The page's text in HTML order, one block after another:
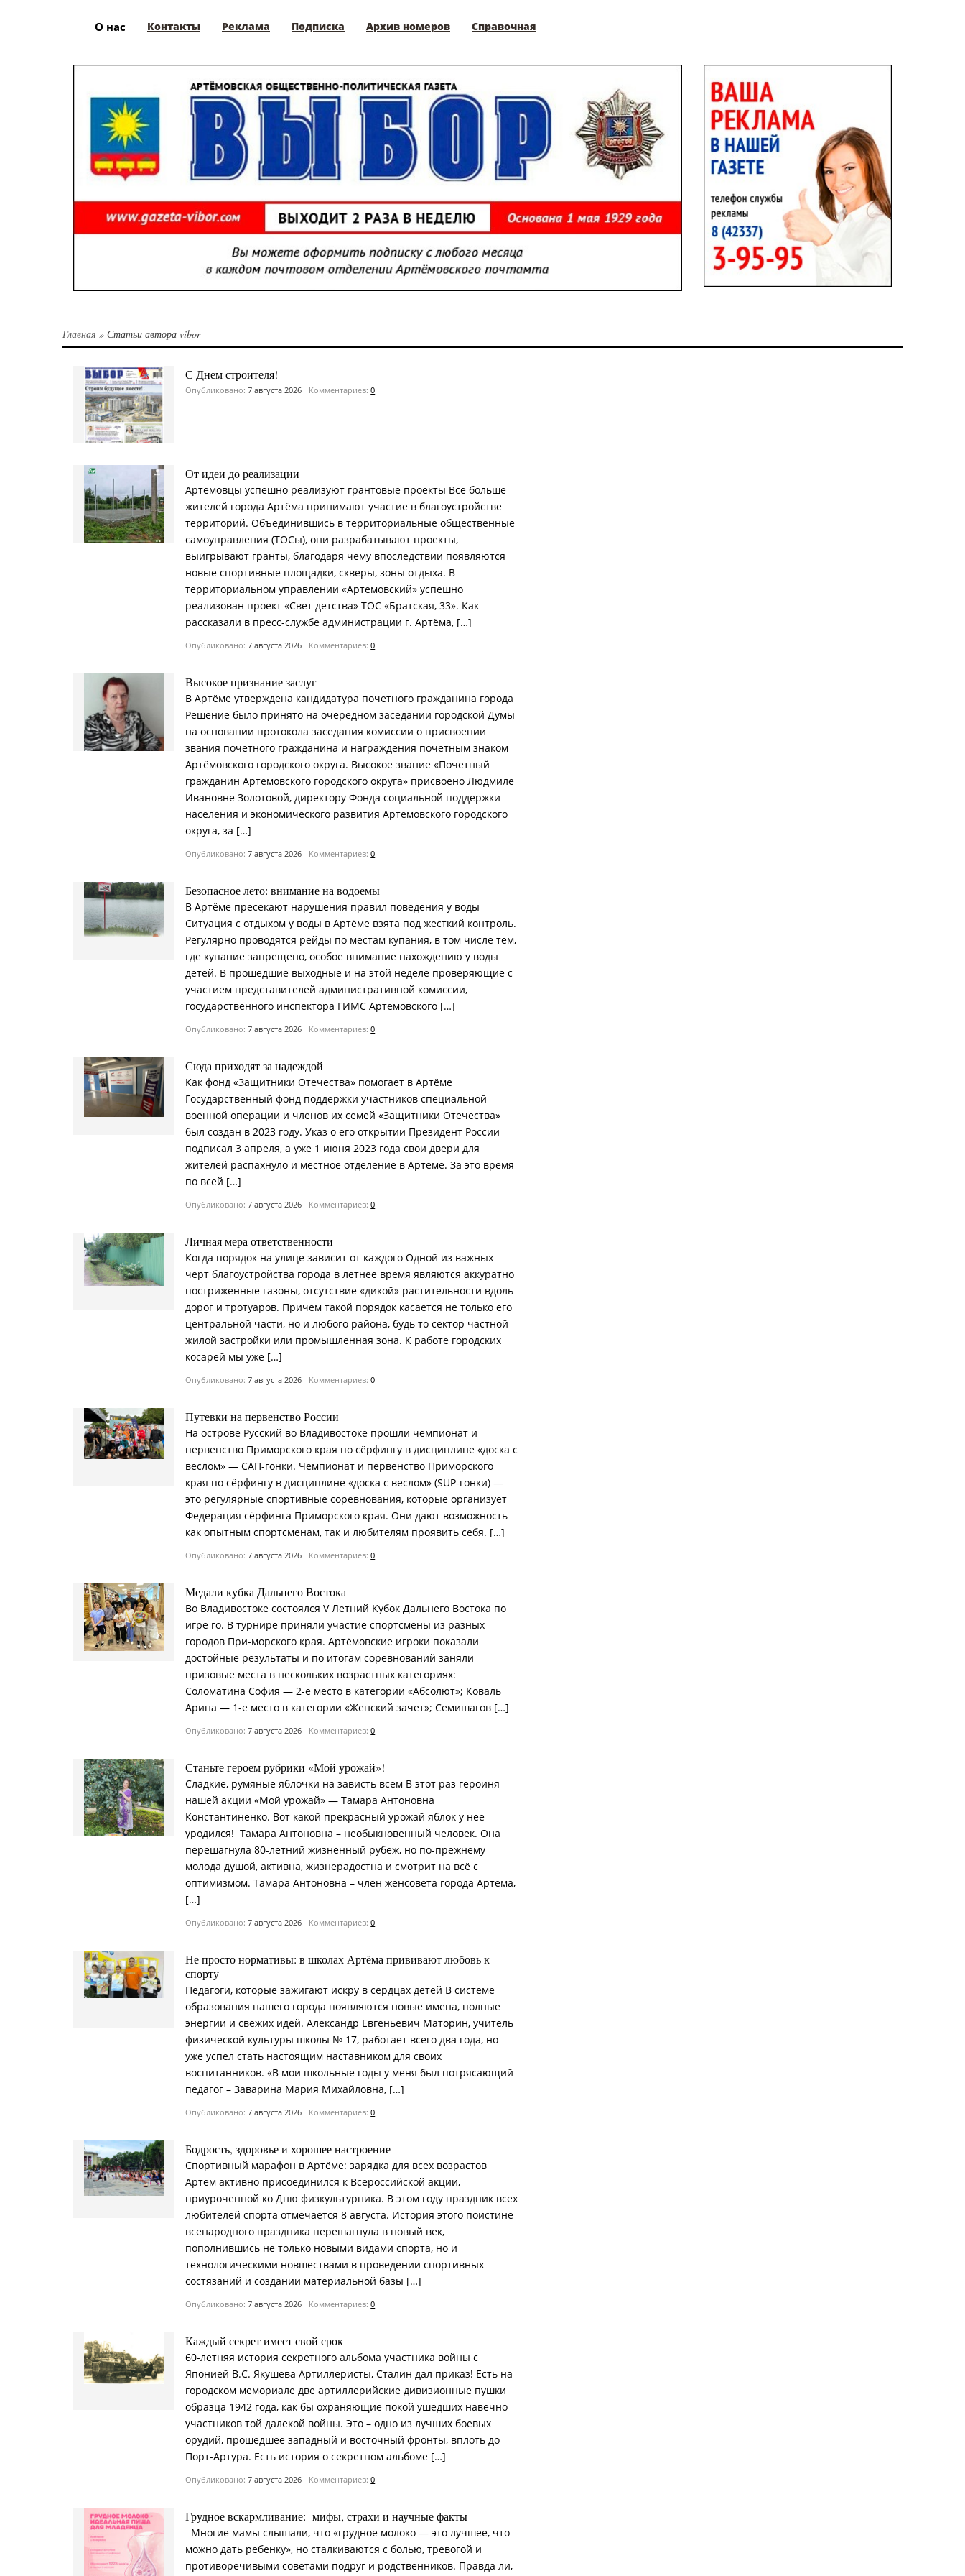
О нас Контакты Реклама Подписка Архив номеров Справочная
Главная » Статьи автора vibor
С Днем строителя!
Опубликовано:7 августа 2026 Комментариев:0
От идеи до реализации
Артёмовцы успешно реализуют грантовые проекты Все больше
жителей города Артёма принимают участие в благоустройстве
территорий. Объединившись в территориальные общественные
самоуправления (ТОСы), они разрабатывают проекты,
выигрывают гранты, благодаря чему впоследствии появляются
новые спортивные площадки, скверы, зоны отдыха. В
территориальном управлении «Артёмовский» успешно
реализован проект «Свет детства» ТОС «Братская, 33». Как
рассказали в пресс-службе администрации г. Артёма, […]
Опубликовано:7 августа 2026 Комментариев:0
Высокое признание заслуг
В Артёме утверждена кандидатура почетного гражданина города
Решение было принято на очередном заседании городской Думы
на основании протокола заседания комиссии о присвоении
звания почетного гражданина и награждения почетным знаком
Артёмовского городского округа. Высокое звание «Почетный
гражданин Артемовского городского округа» присвоено Людмиле
Ивановне Золотовой, директору Фонда социальной поддержки
населения и экономического развития Артемовского городского
округа, за […]
Опубликовано:7 августа 2026 Комментариев:0
Безопасное лето: внимание на водоемы
В Артёме пресекают нарушения правил поведения у воды
Ситуация с отдыхом у воды в Артёме взята под жесткий контроль.
Регулярно проводятся рейды по местам купания, в том числе тем,
где купание запрещено, особое внимание нахождению у воды
детей. В прошедшие выходные и на этой неделе проверяющие с
участием представителей административной комиссии,
государственного инспектора ГИМС Артёмовского […]
Опубликовано:7 августа 2026 Комментариев:0
Сюда приходят за надеждой
Как фонд «Защитники Отечества» помогает в Артёме
Государственный фонд поддержки участников специальной
военной операции и членов их семей «Защитники Отечества»
был создан в 2023 году. Указ о его открытии Президент России
подписал 3 апреля, а уже 1 июня 2023 года свои двери для
жителей распахнуло и местное отделение в Артеме. За это время
по всей […]
Опубликовано:7 августа 2026 Комментариев:0
Личная мера ответственности
Когда порядок на улице зависит от каждого Одной из важных
черт благоустройства города в летнее время являются аккуратно
постриженные газоны, отсутствие «дикой» растительности вдоль
дорог и тротуаров. Причем такой порядок касается не только его
центральной части, но и любого района, будь то сектор частной
жилой застройки или промышленная зона. К работе городских
косарей мы уже […]
Опубликовано:7 августа 2026 Комментариев:0
Путевки на первенство России
На острове Русский во Владивостоке прошли чемпионат и
первенство Приморского края по сёрфингу в дисциплине «доска с
веслом» — САП-гонки. Чемпионат и первенство Приморского
края по сёрфингу в дисциплине «доска с веслом» (SUP-гонки) —
это регулярные спортивные соревнования, которые организует
Федерация сёрфинга Приморского края. Они дают возможность
как опытным спортсменам, так и любителям проявить себя. […]
Опубликовано:7 августа 2026 Комментариев:0
Медали кубка Дальнего Востока
Во Владивостоке состоялся V Летний Кубок Дальнего Востока по
игре го. В турнире приняли участие спортсмены из разных
городов При-морского края. Артёмовские игроки показали
достойные результаты и по итогам соревнований заняли
призовые места в нескольких возрастных категориях:
Соломатина София — 2-е место в категории «Абсолют»; Коваль
Арина — 1-е место в категории «Женский зачет»; Семишагов […]
Опубликовано:7 августа 2026 Комментариев:0
Станьте героем рубрики «Мой урожай»!
Сладкие, румяные яблочки на зависть всем В этот раз героиня
нашей акции «Мой урожай» — Тамара Антоновна
Константиненко. Вот какой прекрасный урожай яблок у нее
уродился! Тамара Антоновна – необыкновенный человек. Она
перешагнула 80-летний жизненный рубеж, но по-прежнему
молода душой, активна, жизнерадостна и смотрит на всё с
оптимизмом. Тамара Антоновна – член женсовета города Артема,
[…]
Опубликовано:7 августа 2026 Комментариев:0
Не просто нормативы: в школах Артёма прививают любовь к
спорту
Педагоги, которые зажигают искру в сердцах детей В системе
образования нашего города появляются новые имена, полные
энергии и свежих идей. Александр Евгеньевич Маторин, учитель
физической культуры школы № 17, работает всего два года, но
уже успел стать настоящим наставником для своих
воспитанников. «В мои школьные годы у меня был потрясающий
педагог – Заварина Мария Михайловна, […]
Опубликовано:7 августа 2026 Комментариев:0
Бодрость, здоровье и хорошее настроение
Спортивный марафон в Артёме: зарядка для всех возрастов
Артём активно присоединился к Всероссийской акции,
приуроченной ко Дню физкультурника. В этом году праздник всех
любителей спорта отмечается 8 августа. История этого поистине
всенародного праздника перешагнула в новый век,
пополнившись не только новыми видами спорта, но и
технологическими новшествами в проведении спортивных
состязаний и создании материальной базы […]
Опубликовано:7 августа 2026 Комментариев:0
Каждый секрет имеет свой срок
60-летняя история секретного альбома участника войны с
Японией В.С. Якушева Артиллеристы, Сталин дал приказ! Есть на
городском мемориале две артиллерийские дивизионные пушки
образца 1942 года, как бы охраняющие покой ушедших навечно
участников той далекой войны. Это – одно из лучших боевых
орудий, прошедшее западный и восточный фронты, вплоть до
Порт-Артура. Есть история о секретном альбоме […]
Опубликовано:7 августа 2026 Комментариев:0
Грудное вскармливание: мифы, страхи и научные факты
Многие мамы слышали, что «грудное молоко — это лучшее, что
можно дать ребенку», но сталкиваются с болью, тревогой и
противоречивыми советами подруг и родственников. Правда ли,